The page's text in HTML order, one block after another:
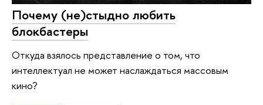
Почему (не)стыдно любить
блокбастеры
Откуда взялось представление о том, что
интеллектуал не может наслаждаться массовым
кино?